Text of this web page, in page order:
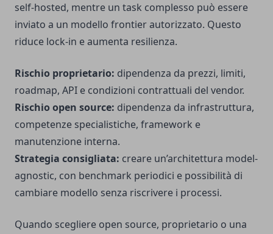
self-hosted, mentre un task complesso può essere
inviato a un modello frontier autorizzato. Questo
riduce lock-in e aumenta resilienza.
Rischio proprietario: dipendenza da prezzi, limiti,
roadmap, API e condizioni contrattuali del vendor.
Rischio open source: dipendenza da infrastruttura,
competenze specialistiche, framework e
manutenzione interna.
Strategia consigliata: creare un’architettura model-
agnostic, con benchmark periodici e possibilità di
cambiare modello senza riscrivere i processi.
Quando scegliere open source, proprietario o una